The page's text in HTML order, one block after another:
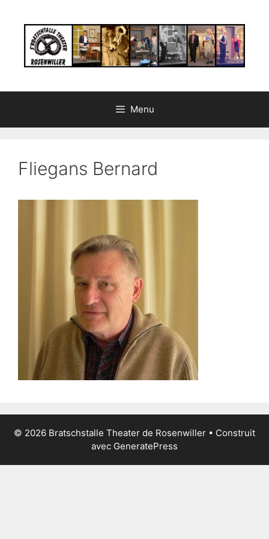
contenu
Menu
Fliegans Bernard
© 2026 Bratschstalle Theater de Rosenwiller • Construit
avec GeneratePress